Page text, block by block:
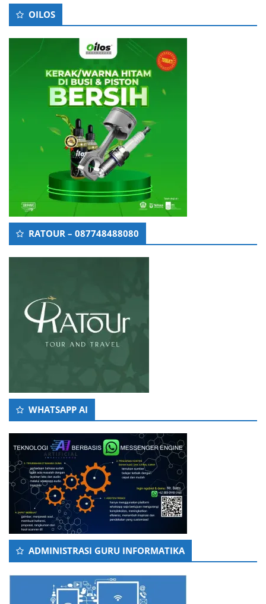
OILOS
RATOUR – 087748488080
WHATSAPP AI
ADMINISTRASI GURU INFORMATIKA